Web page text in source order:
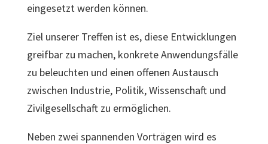
eingesetzt werden können.
Ziel unserer Treffen ist es, diese Entwicklungen
greifbar zu machen, konkrete Anwendungsfälle
zu beleuchten und einen offenen Austausch
zwischen Industrie, Politik, Wissenschaft und
Zivilgesellschaft zu ermöglichen.
Neben zwei spannenden Vorträgen wird es